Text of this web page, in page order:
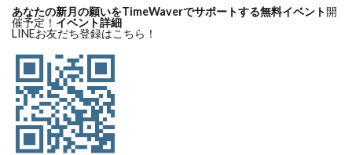
あなたの新月の願いをTimeWaverでサポートする無料イベント開
催予定！ イベント詳細
LINEお友だち登録はこちら！